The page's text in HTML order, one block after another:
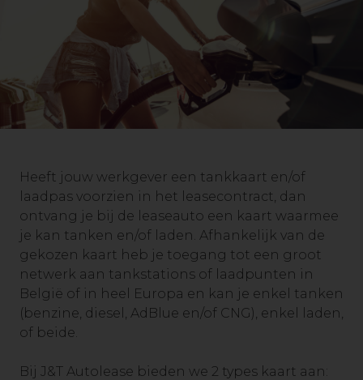
Heeft jouw werkgever een tankkaart en/of
laadpas voorzien in het leasecontract, dan
ontvang je bij de leaseauto een kaart waarmee
je kan tanken en/of laden. Afhankelijk van de
gekozen kaart heb je toegang tot een groot
netwerk aan tankstations of laadpunten in
België of in heel Europa en kan je enkel tanken
(benzine, diesel, AdBlue en/of CNG), enkel laden,
of beide.
Bij J&T Autolease bieden we 2 types kaart aan: